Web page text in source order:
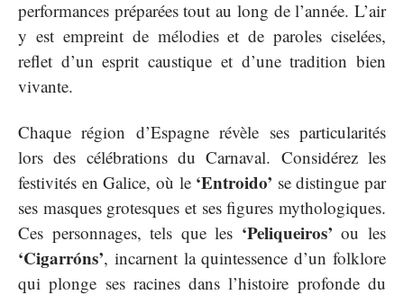
performances préparées tout au long de l’année. L’air
y est empreint de mélodies et de paroles ciselées,
reflet d’un esprit caustique et d’une tradition bien
vivante.
Chaque région d’Espagne révèle ses particularités
lors des célébrations du Carnaval. Considérez les
festivités en Galice, où le ‘Entroido’ se distingue par
ses masques grotesques et ses figures mythologiques.
Ces personnages, tels que les ‘Peliqueiros’ ou les
‘Cigarróns’, incarnent la quintessence d’un folklore
qui plonge ses racines dans l’histoire profonde du